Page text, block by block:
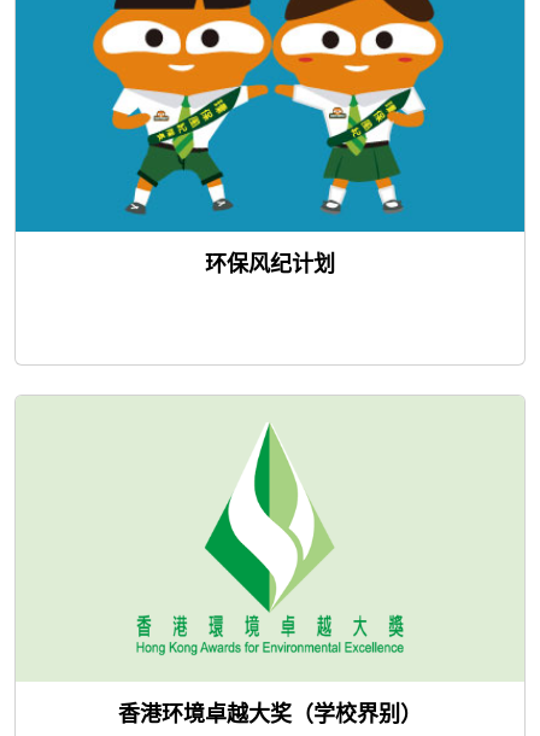
环保风纪计划
香港环境卓越大奖（学校界别）